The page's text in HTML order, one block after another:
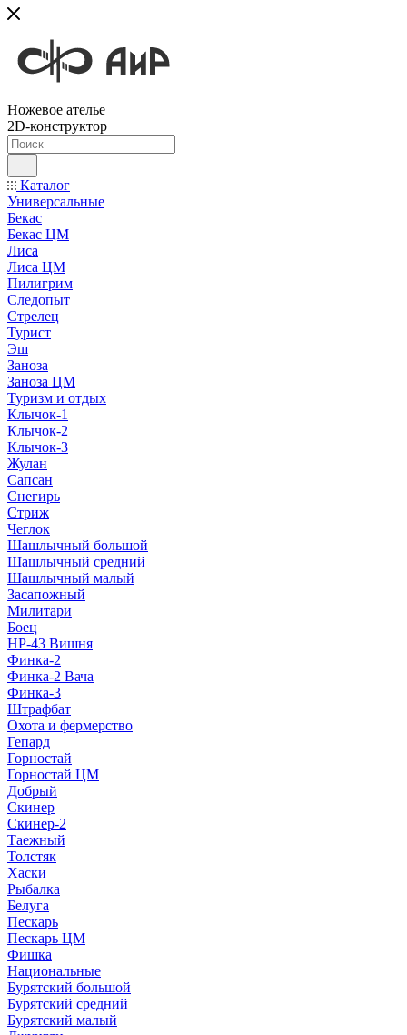
Ножевое ателье
2D-конструктор
Каталог
Универсальные
Бекас
Бекас ЦМ
Лиса
Лиса ЦМ
Пилигрим
Следопыт
Стрелец
Турист
Эш
Заноза
Заноза ЦМ
Туризм и отдых
Клычок-1
Клычок-2
Клычок-3
Жулан
Сапсан
Снегирь
Стриж
Чеглок
Шашлычный большой
Шашлычный средний
Шашлычный малый
Засапожный
Милитари
Боец
НР-43 Вишня
Финка-2
Финка-2 Вача
Финка-3
Штрафбат
Охота и фермерство
Гепард
Горностай
Горностай ЦМ
Добрый
Скинер
Скинер-2
Таежный
Толстяк
Хаски
Рыбалка
Белуга
Пескарь
Пескарь ЦМ
Фишка
Национальные
Бурятский большой
Бурятский средний
Бурятский малый